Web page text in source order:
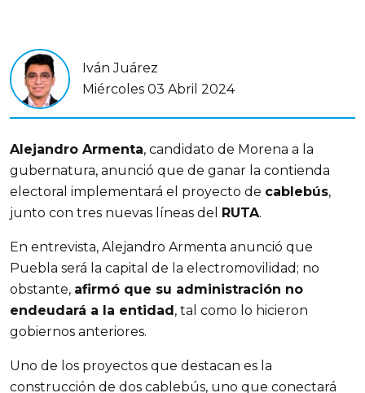
Iván Juárez
Miércoles 03 Abril 2024
Alejandro Armenta, candidato de Morena a la
gubernatura, anunció que de ganar la contienda
electoral implementará el proyecto de cablebús,
junto con tres nuevas líneas del RUTA.
En entrevista, Alejandro Armenta anunció que
Puebla será la capital de la electromovilidad; no
obstante, afirmó que su administración no
endeudará a la entidad, tal como lo hicieron
gobiernos anteriores.
Uno de los proyectos que destacan es la